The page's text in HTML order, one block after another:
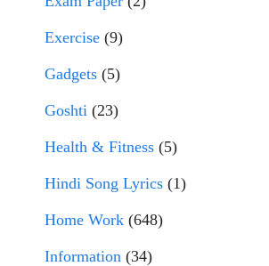
Exercise (9)
Gadgets (5)
Goshti (23)
Health & Fitness (5)
Hindi Song Lyrics (1)
Home Work (648)
Information (34)